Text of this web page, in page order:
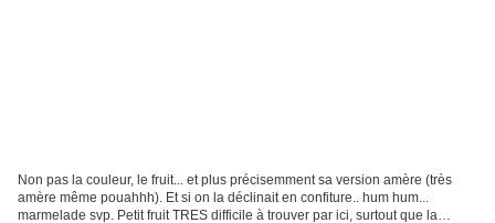
Non pas la couleur, le fruit... et plus précisemment sa version amère (très
amère même pouahhh). Et si on la déclinait en confiture.. hum hum...
marmelade svp. Petit fruit TRES difficile à trouver par ici, surtout que la